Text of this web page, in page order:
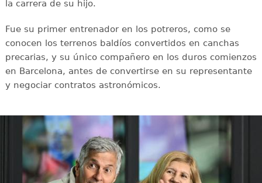
la carrera de su hijo.
Fue su primer entrenador en los potreros, como se
conocen los terrenos baldíos convertidos en canchas
precarias, y su único compañero en los duros comienzos
en Barcelona, antes de convertirse en su representante
y negociar contratos astronómicos.